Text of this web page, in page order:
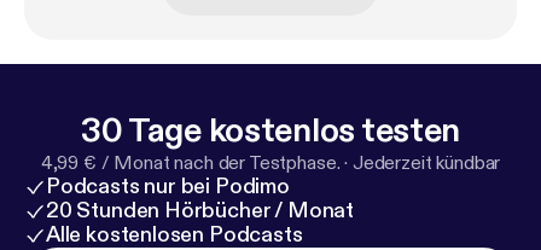
30 Tage kostenlos testen
4,99 € / Monat nach der Testphase. · Jederzeit kündbar
Podcasts nur bei Podimo
20 Stunden Hörbücher / Monat
Alle kostenlosen Podcasts